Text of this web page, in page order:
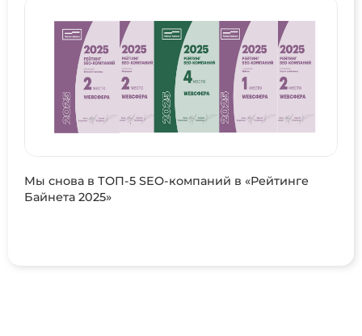
Мы снова в ТОП-5 SEO-компаний в «Рейтинге
Байнета 2025»